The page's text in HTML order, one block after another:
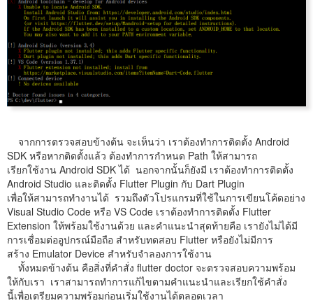
จากการตรวจสอบข้างต้น จะเห็นว่า เราต้องทำการติดตั้ง Android
SDK หรือหากติดตั้งแล้ว ต้องทำการกำหนด Path ให้สามารถ
เรียกใช้งาน Android SDK ได้ นอกจากนั้นก็ยังมี เราต้องทำการติดตั้ง
Android Studio และติดตั้ง Flutter Plugin กับ Dart Plugin
เพื่อให้สามารถทำงานได้ รวมถึงตัวโปรแกรมที่ใช้ในการเขียนโค้ดอย่าง
Visual Studio Code หรือ VS Code เราต้องทำการติดตั้ง Flutter
Extension ให้พร้อมใช้งานด้วย และคำแนะนำสุดท้ายคือ เรายังไม่ได้มี
การเชื่อมต่ออูปกรณ์มือถือ สำหรับทดสอบ Flutter หรือยังไม่มีการ
สร้าง Emulator Device สำหรับจำลองการใช้งาน
ทั้งหมดข้างต้น คือสิ่งที่คำสั่ง flutter doctor จะตรวจสอบความพร้อม
ให้กับเรา เราสามารถทำการแก้ไขตามคำแนะนำและเรียกใช้คำสั่ง
นี้เพื่อเตรียมความพร้อมก่อนเริ่มใช้งานได้ตลอดเวลา